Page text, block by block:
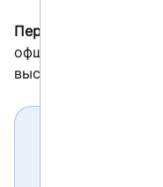
Первая проектная
офшорной
высококонтекстной